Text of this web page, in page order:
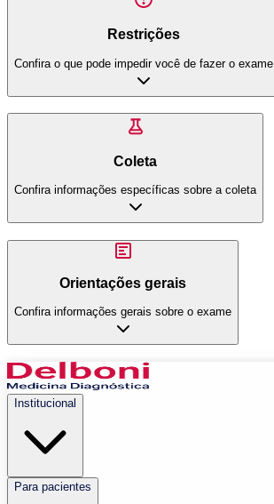
Restrições
Confira o que pode impedir você de fazer o exame
Coleta
Confira informações específicas sobre a coleta
Orientações gerais
Confira informações gerais sobre o exame
Institucional
Para pacientes